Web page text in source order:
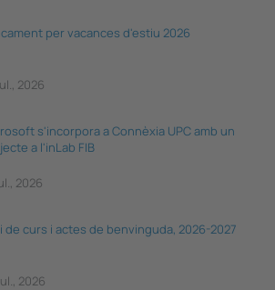
per vacances d'estiu 2026
2026
s'incorpora a Connèxia UPC amb un
a l'inLab FIB
2026
de curs i actes de benvinguda, 2026-2027
2026